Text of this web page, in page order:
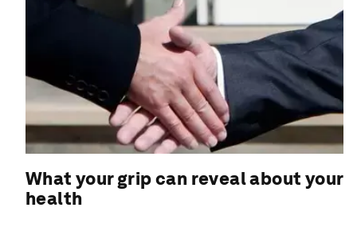
What your grip can reveal about your
health